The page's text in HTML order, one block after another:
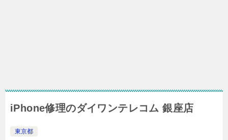
iPhone修理のダイワンテレコム 銀座店
東京都